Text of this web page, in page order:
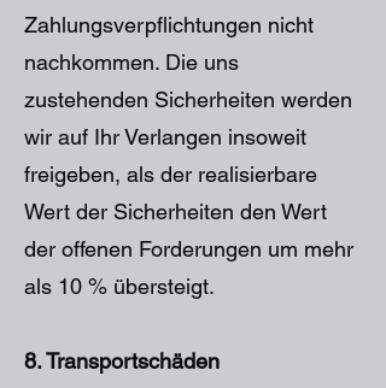
Zahlungsverpflichtungen nicht
nachkommen. Die uns
zustehenden Sicherheiten werden
wir auf Ihr Verlangen insoweit
freigeben, als der realisierbare
Wert der Sicherheiten den Wert
der offenen Forderungen um mehr
als 10 % übersteigt.
8. Transportschäden